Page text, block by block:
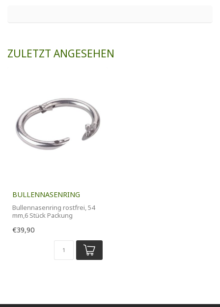
ZULETZT ANGESEHEN
BULLENNASENRING
Bullennasenring rostfrei, 54
mm,6 Stück Packung
€39,90